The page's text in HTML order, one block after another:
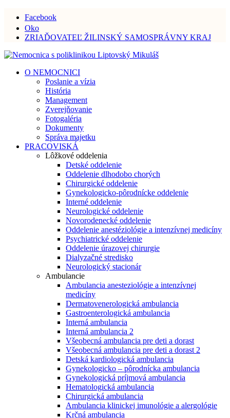
Facebook
Oko
ZRIAĎOVATEĽ ŽILINSKÝ SAMOSPRÁVNY KRAJ
O NEMOCNICI
Poslanie a vízia
História
Management
Zverejňovanie
Fotogaléria
Dokumenty
Správa majetku
PRACOVISKÁ
Lôžkové oddelenia
Detské oddelenie
Oddelenie dlhodobo chorých
Chirurgické oddelenie
Gynekologicko-pôrodnícke oddelenie
Interné oddelenie
Neurologické oddelenie
Novorodenecké oddelenie
Oddelenie anestéziológie a intenzívnej medicíny
Psychiatrické oddelenie
Oddelenie úrazovej chirurgie
Dialyzačné stredisko
Neurologický stacionár
Ambulancie
Ambulancia anesteziológie a intenzívnej
medicíny
Dermatovenerologická ambulancia
Gastroenterologická ambulancia
Interná ambulancia
Interná ambulancia 2
Všeobecná ambulancia pre deti a dorast
Všeobecná ambulancia pre deti a dorast 2
Detská kardiologická ambulancia
Gynekologicko – pôrodnícka ambulancia
Gynekologická príjmová ambulancia
Hematologická ambulancia
Chirurgická ambulancia
Ambulancia klinickej imunológie a alergológie
Krčná ambulancia